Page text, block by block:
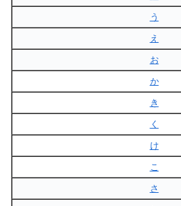
う
え
お
か
き
く
け
こ
さ